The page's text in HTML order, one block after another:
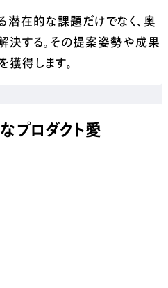
潜在的な課題だけでなく、奥
決する。その提案姿勢や成果
得します。
プロダクト愛